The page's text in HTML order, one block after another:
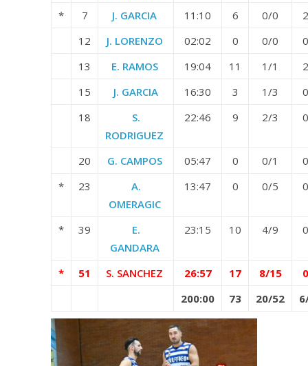
* 7 J. GARCIA 11:10 6 0/0
12
J. LORENZO 02:02 0 0/0
13
E. RAMOS 19:04 11 1/1
15
J. GARCIA 16:30 3 1/3
18
S.
RODRIGUEZ
22:46 9 2/3
20 G. CAMPOS 05:47 0 0/1
*
23
A.
OMERAGIC
13:47 0 0/5
* 39
E.
GANDARA
23:15 10 4/9
* 51 S. SANCHEZ 26:57 17 8/15
200:00
73 20/52